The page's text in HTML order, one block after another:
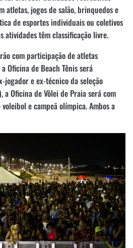
atletas, jogos de salão, brinquedos e
de esportes individuais ou coletivos
atividades têm classificação livre.
com participação de atletas
Oficina de Beach Tênis será
jogador e ex-técnico da seleção
Oficina de Vôlei de Praia será com
e campeã olímpica. Ambos a